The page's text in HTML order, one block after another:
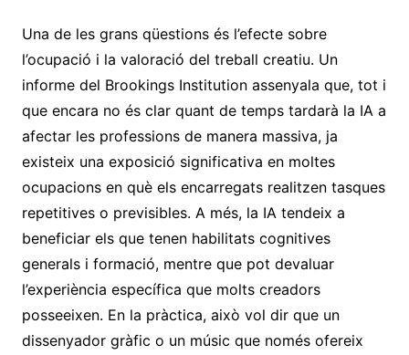
Una de les grans qüestions és l’efecte sobre
l’ocupació i la valoració del treball creatiu. Un
informe del Brookings Institution assenyala que, tot i
que encara no és clar quant de temps tardarà la IA a
afectar les professions de manera massiva, ja
existeix una exposició significativa en moltes
ocupacions en què els encarregats realitzen tasques
repetitives o previsibles. A més, la IA tendeix a
beneficiar els que tenen habilitats cognitives
generals i formació, mentre que pot devaluar
l’experiència específica que molts creadors
posseeixen. En la pràctica, això vol dir que un
dissenyador gràfic o un músic que només ofereix